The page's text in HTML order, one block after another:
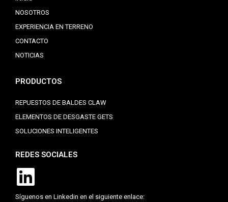
NOSOTROS
EXPERIENCIA EN TERRENO
CONTACTO
NOTICIAS
PRODUCTOS
REPUESTOS DE BALDES CLAW
ELEMENTOS DE DESGASTE GETS
SOLUCIONES INTELIGENTES
REDES SOCIALES
Síguenos en Linkedin en el siguiente enlace: